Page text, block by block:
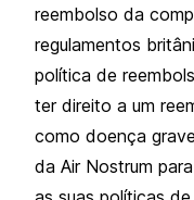
reembolso da
regulamentos
política de
ter direito a um
como doença
da Air Nostrum